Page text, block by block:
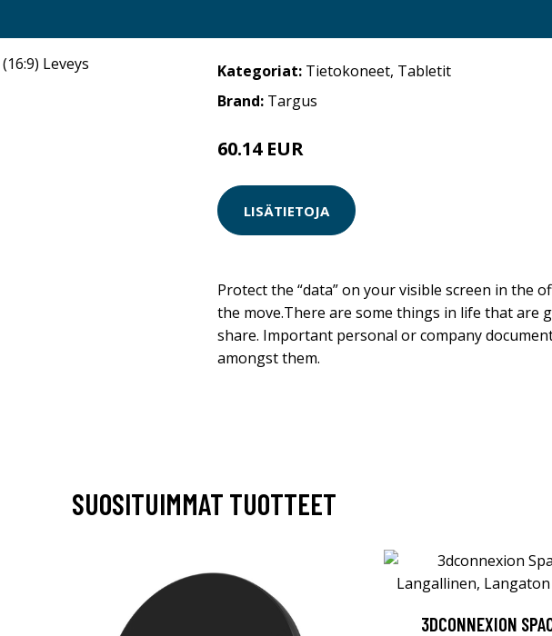
Kategoriat: Tietokoneet, Tabletit
Brand: Targus
60.14 EUR
LISÄTIETOJA
Protect the “data” on your visible screen in the
the move.There are some things in life that are
share. Important personal or company
amongst them.
SUOSITUIMMAT TUOTTEET
3DCONNEXION